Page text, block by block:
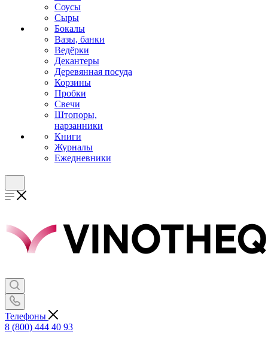
Соусы
Сыры
Бокалы
Вазы, банки
Ведёрки
Декантеры
Деревянная посуда
Корзины
Пробки
Свечи
Штопоры,
нарзанники
Книги
Журналы
Ежедневники
Телефоны
8 (800) 444 40 93